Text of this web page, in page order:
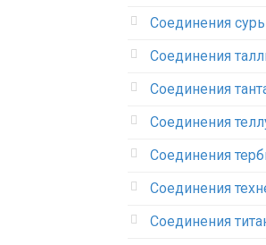
Соединения
Соединения
Соединения
Соединения
Соединения
Соединения
Соединения